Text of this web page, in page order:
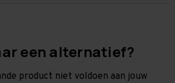
een alternatief?
product niet voldoen aan jouw